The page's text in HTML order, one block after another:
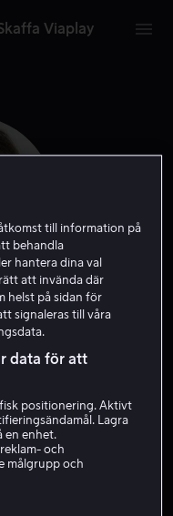
Viaplay
till information på
behandla
hantera dina val
att invända där
helst på sidan för
signaleras till våra
data för att
positionering. Aktivt
Lagra
en enhet.
och
målgrupp och